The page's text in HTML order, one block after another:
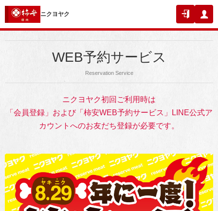
ニクヨヤク
WEB予約サービス
Reservation Service
ニクヨヤク初回ご利用時は
「会員登録」および「柿安WEB予約サービス」LINE公式ア
カウントへのお友だち登録が必要です。